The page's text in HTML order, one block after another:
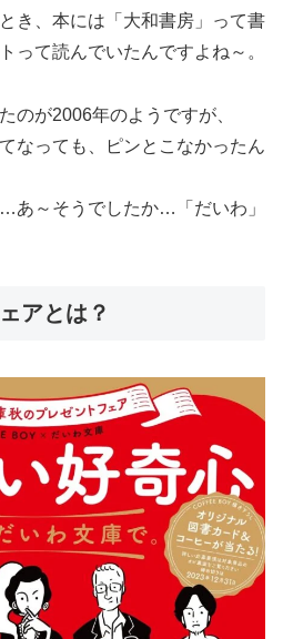
き、本には「大和書房」って書
って読んでいたんですよね～。
のが2006年のようですが、
なっても、ピンとこなかったん
～そうでしたか…「だいわ」
アとは？